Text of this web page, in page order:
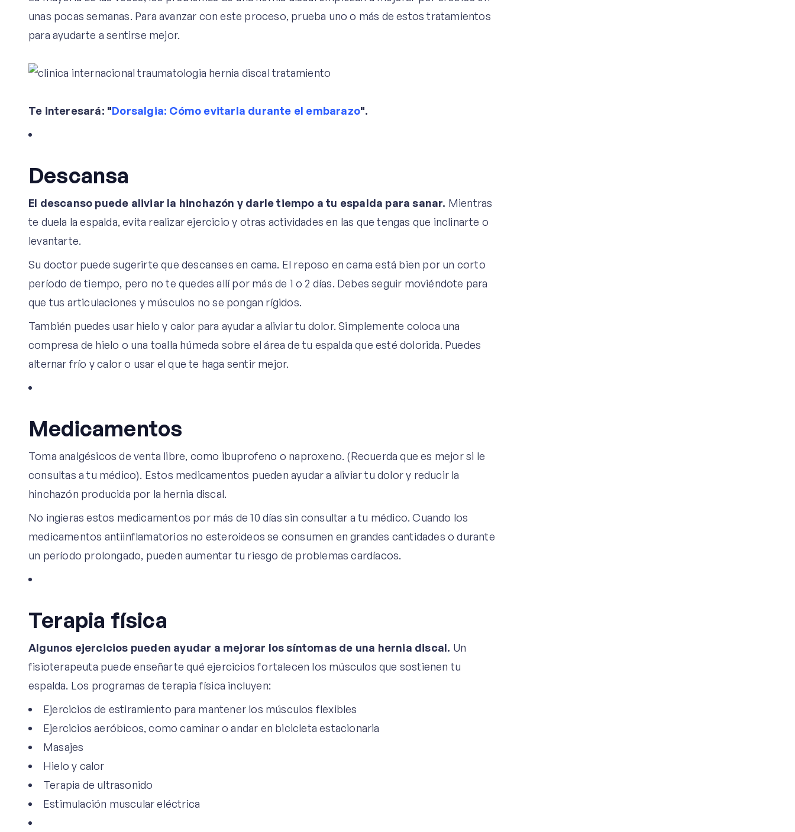
unas pocas semanas. Para avanzar con este proceso, prueba uno o más de estos tratamientos
para ayudarte a sentirse mejor.
Te interesará: "Dorsalgia: Cómo evitarla durante el embarazo".
Descansa
El descanso puede aliviar la hinchazón y darle tiempo a tu espalda para sanar. Mientras
te duela la espalda, evita realizar ejercicio y otras actividades en las que tengas que inclinarte o
levantarte.
Su doctor puede sugerirte que descanses en cama. El reposo en cama está bien por un corto
período de tiempo, pero no te quedes allí por más de 1 o 2 días. Debes seguir moviéndote para
que tus articulaciones y músculos no se pongan rígidos.
También puedes usar hielo y calor para ayudar a aliviar tu dolor. Simplemente coloca una
compresa de hielo o una toalla húmeda sobre el área de tu espalda que esté dolorida. Puedes
alternar frío y calor o usar el que te haga sentir mejor.
Medicamentos
Toma analgésicos de venta libre, como ibuprofeno o naproxeno. (Recuerda que es mejor si le
consultas a tu médico). Estos medicamentos pueden ayudar a aliviar tu dolor y reducir la
hinchazón producida por la hernia discal.
No ingieras estos medicamentos por más de 10 días sin consultar a tu médico. Cuando los
medicamentos antiinflamatorios no esteroideos se consumen en grandes cantidades o durante
un período prolongado, pueden aumentar tu riesgo de problemas cardíacos.
Terapia física
Algunos ejercicios pueden ayudar a mejorar los síntomas de una hernia discal. Un
fisioterapeuta puede enseñarte qué ejercicios fortalecen los músculos que sostienen tu
espalda. Los programas de terapia física incluyen:
Ejercicios de estiramiento para mantener los músculos flexibles
Ejercicios aeróbicos, como caminar o andar en bicicleta estacionaria
Masajes
Hielo y calor
Terapia de ultrasonido
Estimulación muscular eléctrica